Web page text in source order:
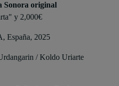
Sonora original
y 2,000€
España, 2025
/ Koldo Uriarte